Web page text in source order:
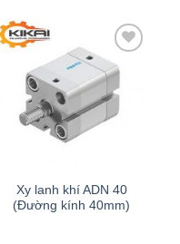
Thêm
to
wishlist
Xy lanh khí ADN 40
(Đường kính 40mm)